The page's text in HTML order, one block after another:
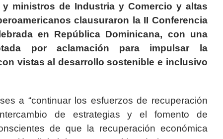
y ministros de Industria y Comercio y altas
clausuraron la II Conferencia
en República Dominicana, con una
por aclamación para impulsar la
vistas al desarrollo sostenible e inclusivo
a “continuar los esfuerzos de recuperación
de estrategias y el fomento de
de que la recuperación económica